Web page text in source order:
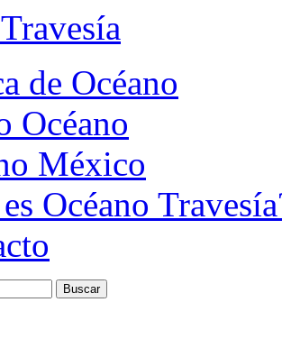
de Océano
Océano
México
Océano